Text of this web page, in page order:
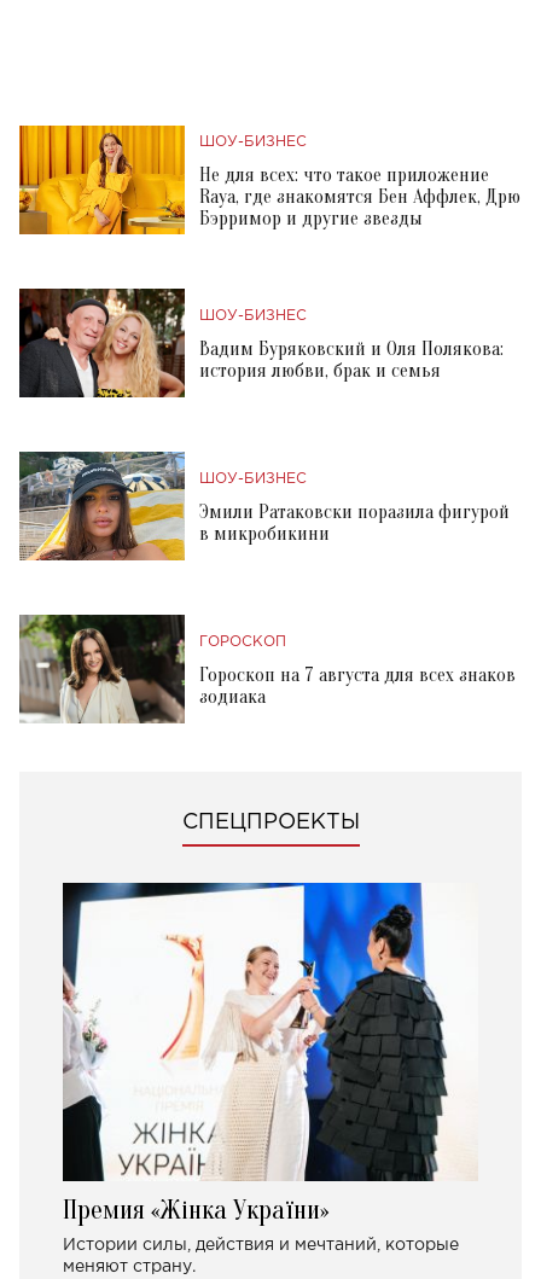
ШОУ-БИЗНЕС
Не для всех: что такое приложение
Raya, где знакомятся Бен Аффлек, Дрю
Бэрримор и другие звезды
ШОУ-БИЗНЕС
Вадим Буряковский и Оля Полякова:
история любви, брак и семья
ШОУ-БИЗНЕС
Эмили Ратаковски поразила фигурой
в микробикини
ГОРОСКОП
Гороскоп на 7 августа для всех знаков
зодиака
СПЕЦПРОЕКТЫ
Премия «Жінка України»
Истории силы, действия и мечтаний, которые
меняют страну.